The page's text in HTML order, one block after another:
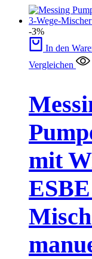
-3%
In den
Vergleichen
mit